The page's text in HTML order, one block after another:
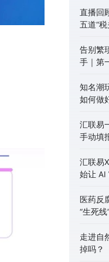
直播回
五道“
告别繁
手｜第
知名潮
如何做
汇联易
手动填
汇联易
始让 AI
医药反
“生死线
走进自
掉吗？